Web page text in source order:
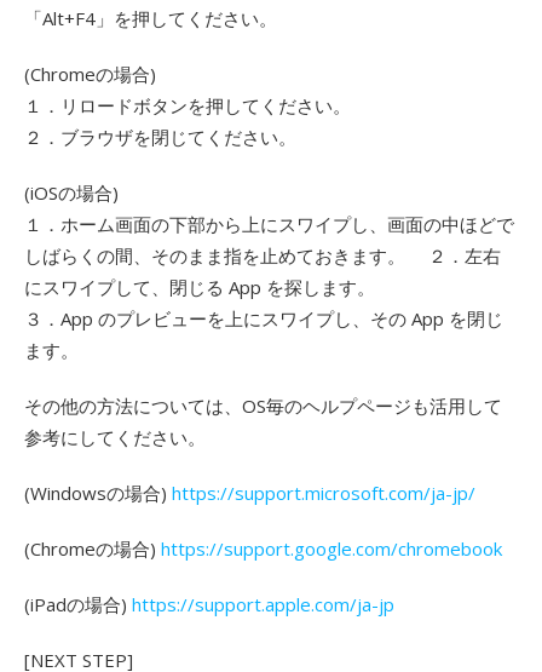
「Alt+F4」を押してください。
(Chromeの場合)
１．リロードボタンを押してください。
２．ブラウザを閉じてください。
(iOSの場合)
１．ホーム画面の下部から上にスワイプし、画面の中ほどで
しばらくの間、そのまま指を止めておきます。 ２．左右
にスワイプして、閉じる App を探します。
３．App のプレビューを上にスワイプし、その App を閉じ
ます。
その他の方法については、OS毎のヘルプページも活用して
参考にしてください。
(Windowsの場合) https://support.microsoft.com/ja-jp/
(Chromeの場合) https://support.google.com/chromebook
(iPadの場合) https://support.apple.com/ja-jp
[NEXT STEP]